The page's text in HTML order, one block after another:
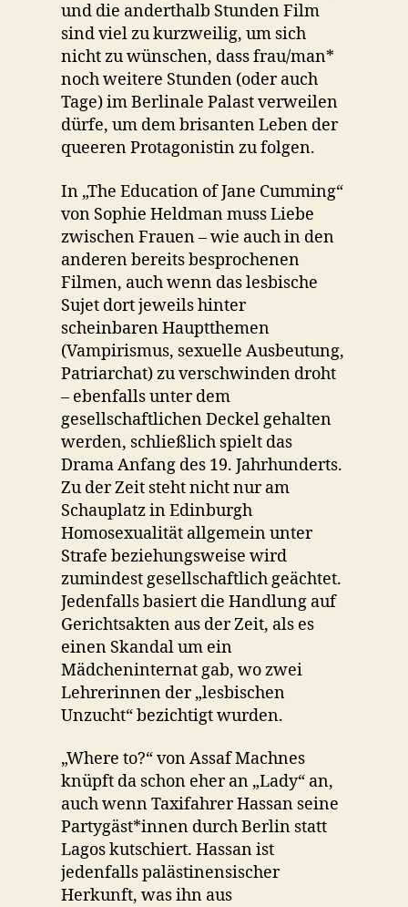
und die anderthalb Stunden Film
sind viel zu kurzweilig, um sich
nicht zu wünschen, dass frau/man*
noch weitere Stunden (oder auch
Tage) im Berlinale Palast verweilen
dürfe, um dem brisanten Leben der
queeren Protagonistin zu folgen.
In „The Education of Jane Cumming“
von Sophie Heldman muss Liebe
zwischen Frauen – wie auch in den
anderen bereits besprochenen
Filmen, auch wenn das lesbische
Sujet dort jeweils hinter
scheinbaren Hauptthemen
(Vampirismus, sexuelle Ausbeutung,
Patriarchat) zu verschwinden droht
– ebenfalls unter dem
gesellschaftlichen Deckel gehalten
werden, schließlich spielt das
Drama Anfang des 19. Jahrhunderts.
Zu der Zeit steht nicht nur am
Schauplatz in Edinburgh
Homosexualität allgemein unter
Strafe beziehungsweise wird
zumindest gesellschaftlich geächtet.
Jedenfalls basiert die Handlung auf
Gerichtsakten aus der Zeit, als es
einen Skandal um ein
Mädcheninternat gab, wo zwei
Lehrerinnen der „lesbischen
Unzucht“ bezichtigt wurden.
„Where to?“ von Assaf Machnes
knüpft da schon eher an „Lady“ an,
auch wenn Taxifahrer Hassan seine
Partygäst*innen durch Berlin statt
Lagos kutschiert. Hassan ist
jedenfalls palästinensischer
Herkunft, was ihn aus